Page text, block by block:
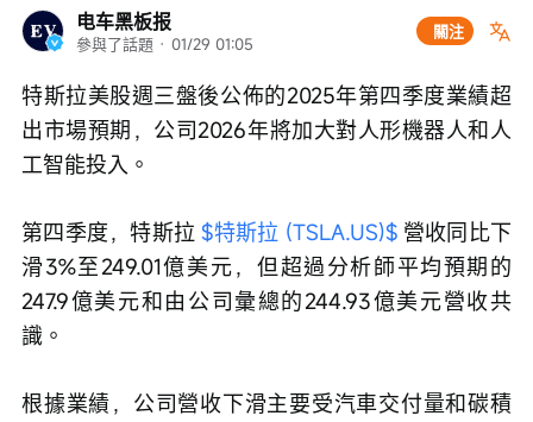
电车黑板报
參與了話題 · 01/29 01:05
關注
特斯拉美股週三盤後公佈的2025年第四季度業績超
出市場預期，公司2026年將加大對人形機器人和人
工智能投入。
第四季度，特斯拉 $特斯拉 (TSLA.US)$ 營收同比下
滑3%至249.01億美元，但超過分析師平均預期的
247.9億美元和由公司彙總的244.93億美元營收共
識。
根據業績，公司營收下滑主要受汽車交付量和碳積